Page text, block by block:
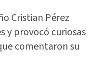
Cristian Pérez
y provocó curiosas
comentaron su